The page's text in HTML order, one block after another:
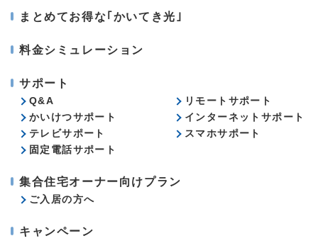
まとめてお得な｢かいてき光｣
料金シミュレーション
サポート
Q&A
リモートサポート
かいけつサポート
インターネットサポート
テレビサポート
スマホサポート
固定電話サポート
集合住宅オーナー向けプラン
ご入居の方へ
キャンペーン